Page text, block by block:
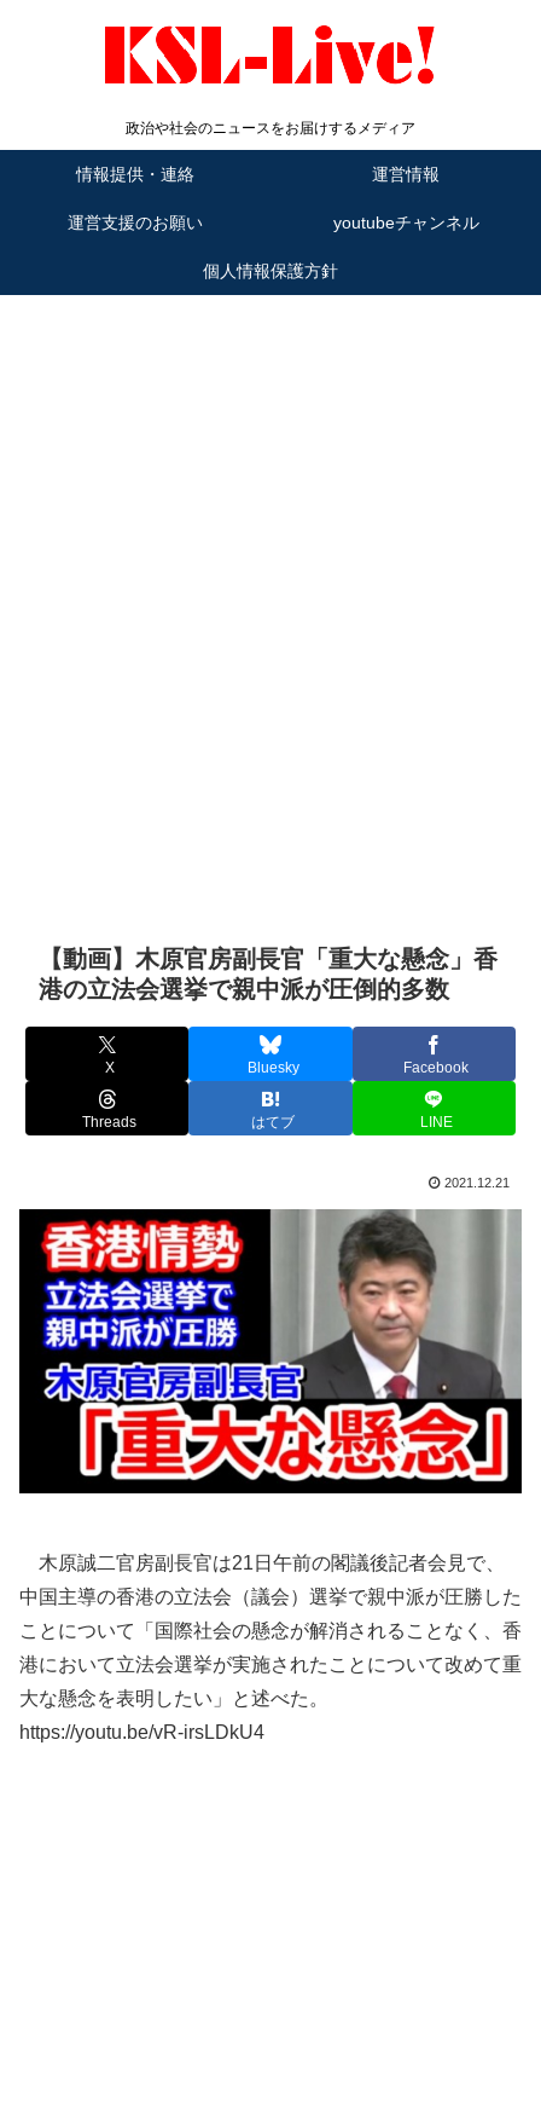
政治や社会のニュースをお届けするメディア
情報提供・連絡 運営情報
運営支援のお願い youtubeチャンネル
個人情報保護方針
【動画】木原官房副長官「重大な懸念」香
港の立法会選挙で親中派が圧倒的多数
X Bluesky Facebook
Threads はてブ LINE
2021.12.21
木原誠二官房副長官は21日午前の閣議後記者会見で、
中国主導の香港の立法会（議会）選挙で親中派が圧勝した
ことについて「国際社会の懸念が解消されることなく、香
港において立法会選挙が実施されたことについて改めて重
大な懸念を表明したい」と述べた。
https://youtu.be/vR-irsLDkU4